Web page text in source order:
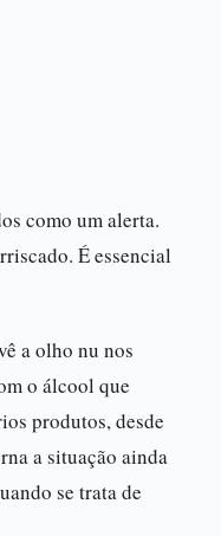
como um alerta.
É essencial
a olho nu nos
o álcool que
produtos, desde
a situação ainda
se trata de